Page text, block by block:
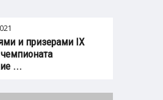
и призерами IX
...